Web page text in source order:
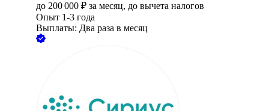
до 200 000 ₽ за месяц, до вычета налогов
Опыт 1-3 года
Выплаты: Два раза в месяц